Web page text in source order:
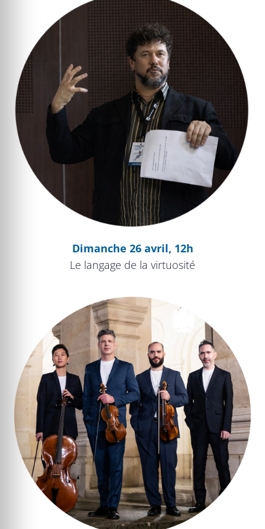
Dimanche 26 avril, 12h
Le langage de la virtuosité
L’Offrande musicale